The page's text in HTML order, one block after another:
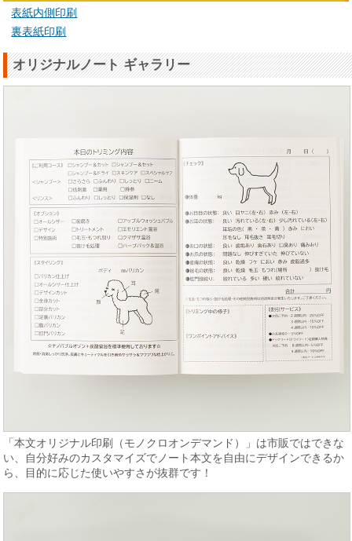
表紙内側印刷
裏表紙印刷
オリジナルノート ギャラリー
「本文オリジナル印刷（モノクロオンデマンド）」は市販ではできな
い、自分好みのカスタマイズでノート本文を自由にデザインできるか
ら、目的に応じた使いやすさが抜群です！